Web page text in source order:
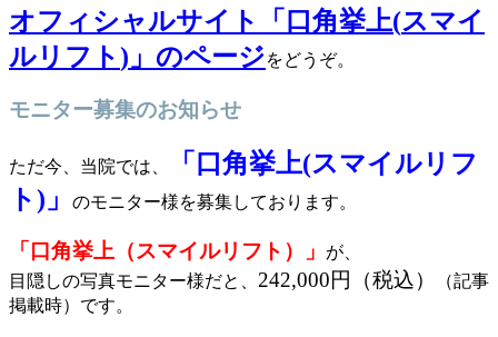
オフィシャルサイト「口角挙上(スマイ
ルリフト)」のページをどうぞ。
モニター募集のお知らせ
ただ今、当院では、 「口角挙上(スマイルリフ
ト)」 のモニター様を募集しております。
「口角挙上（スマイルリフト ）」
が、
目隠しの写真モニター様だと、 242,000円（税込）
（記事
掲載時）です。